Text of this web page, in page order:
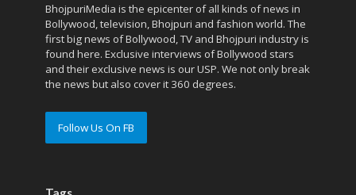
BhojpuriMedia is the epicenter of all kinds of news in
Bollywood, television, Bhojpuri and fashion world. The
first big news of Bollywood, TV and Bhojpuri industry is
found here. Exclusive interviews of Bollywood stars
and their exclusive news is our USP. We not only break
the news but also cover it 360 degrees.
Follow Us On FB